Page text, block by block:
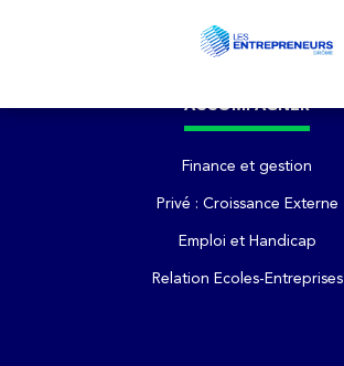
ACCOMPAGNER
Finance et gestion
Privé : Croissance Externe
Emploi et Handicap
Relation Ecoles-Entreprises